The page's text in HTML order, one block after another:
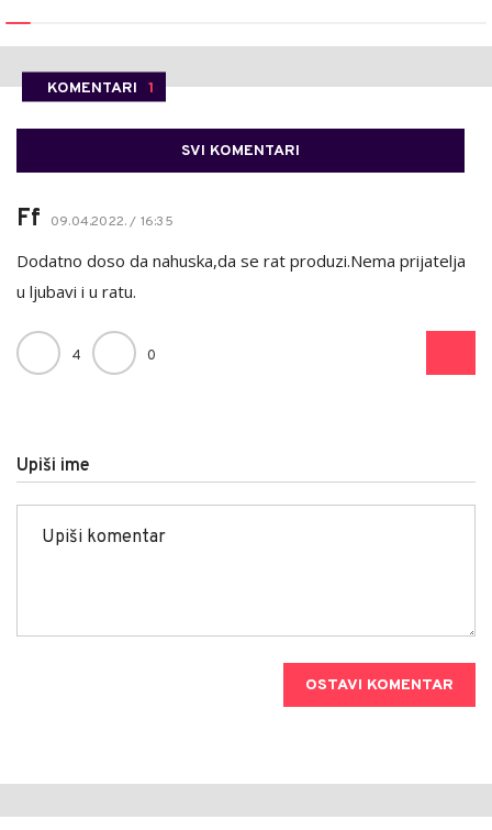
KOMENTARI 1
SVI KOMENTARI
Ff 09.04.2022. / 16:35
Dodatno doso da nahuska,da se rat produzi.Nema prijatelja
u ljubavi i u ratu.
4 0
Upiši ime
OSTAVI KOMENTAR